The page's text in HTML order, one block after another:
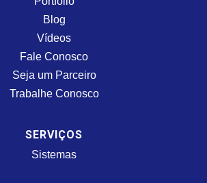
Blog
Vídeos
Fale Conosco
Seja um Parceiro
Trabalhe Conosco
SERVIÇOS
Sistemas